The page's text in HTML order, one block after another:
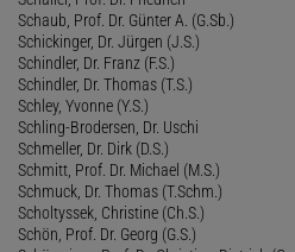
Schaub, Prof. Dr. Günter A. (G.Sb.)
Schickinger, Dr. Jürgen (J.S.)
Schindler, Dr. Franz (F.S.)
Schindler, Dr. Thomas (T.S.)
Schley, Yvonne (Y.S.)
Schling-Brodersen, Dr. Uschi
Schmeller, Dr. Dirk (D.S.)
Schmitt, Prof. Dr. Michael (M.S.)
Schmuck, Dr. Thomas (T.Schm.)
Scholtyssek, Christine (Ch.S.)
Schön, Prof. Dr. Georg (G.S.)